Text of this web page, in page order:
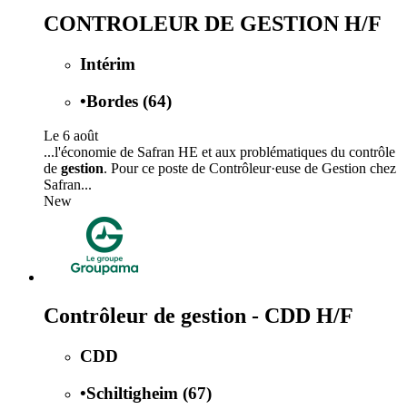
CONTROLEUR DE GESTION H/F
Intérim
•Bordes (64)
Le 6 août
...l'économie de Safran HE et aux problématiques du contrôle
de gestion. Pour ce poste de Contrôleur·euse de Gestion chez
Safran...
New
Contrôleur de gestion - CDD H/F
CDD
•Schiltigheim (67)